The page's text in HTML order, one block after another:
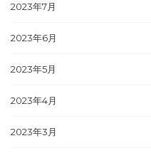
2023年7月
2023年6月
2023年5月
2023年4月
2023年3月